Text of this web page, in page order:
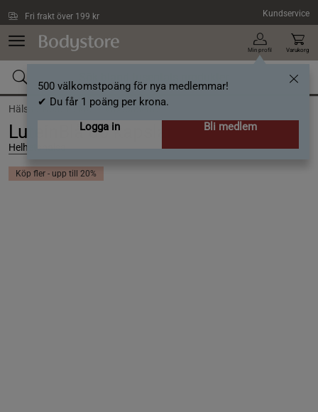
Fri frakt över 199 kr Kundservice
Min profil
500 välkomstpoäng för nya medlemmar!
✔ Du får 1 poäng per krona.
Logga in
Bli medlem
Varukorg
Hälsa / Kosttillskott /Växtbaserat
LuteinBlå 60 kapslar
Helhetshälsa
Köp fler - upp till 20%